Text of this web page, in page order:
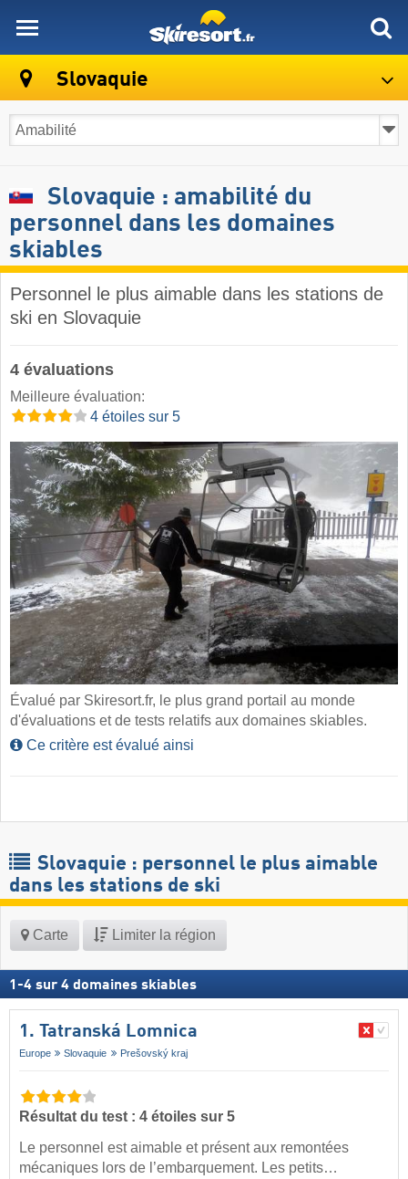
Slovaquie
Slovaquie : amabilité du
personnel dans les domaines
skiables
Personnel le plus aimable dans les stations de
ski en Slovaquie
4 évaluations
Meilleure évaluation:
4 étoiles sur 5
Évalué par Skiresort.fr, le plus grand portail au monde
d'évaluations et de tests relatifs aux domaines skiables.
Ce critère est évalué ainsi
Slovaquie : personnel le plus aimable
dans les stations de ski
Carte Limiter la région
1 -4 sur 4 domaines skiables
1. Tatranská Lomnica
Europe Slovaquie Prešovský kraj
Résultat du test : 4 étoiles sur 5
Le personnel est aimable et présent aux remontées
mécaniques lors de l’embarquement. Les petits…